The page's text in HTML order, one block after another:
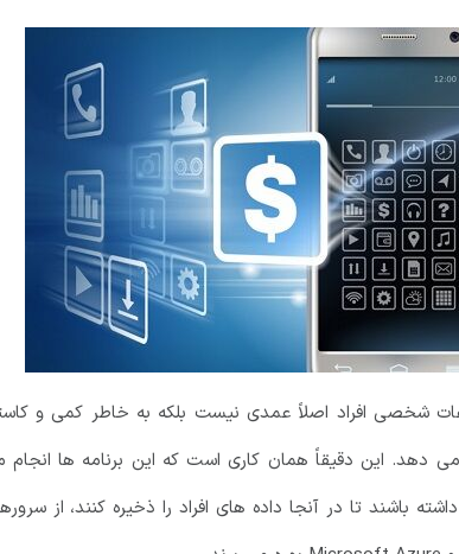
شخصی افراد اصلاً عمدی نیست بلکه به خاطر کمی و
دهد. این دقیقاً همان کاری است که این برنامه ها انجام
باشند تا در آنجا داده های افراد را ذخیره کنند، از